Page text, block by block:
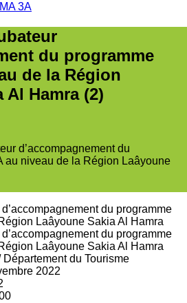
3A
du programme
de la Région
Al Hamra (2)
d’accompagnement du
au niveau de la Région Laâyoune
Département du Tourisme
2022